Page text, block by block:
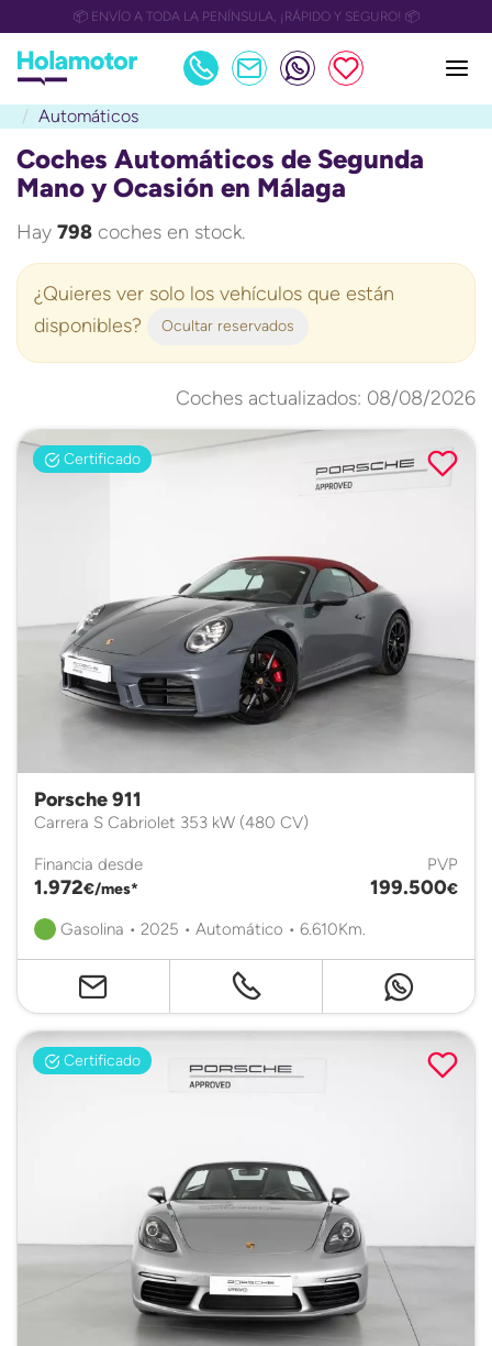
📅 OULET Grupo Safamotor hasta 15.000€ descuento📅
Automáticos
Coches Automáticos de Segunda
Mano y Ocasión en Málaga
Hay 798 coches en stock.
¿Quieres ver solo los vehículos que están
disponibles?
Ocultar reservados
Coches actualizados: 08/08/2026
Certificado
Porsche 911
Carrera S Cabriolet 353 kW (480 CV)
Financia desde
1.972€/mes*
PVP
199.500€
Gasolina • 2025 • Automático • 6.610Km.
Certificado